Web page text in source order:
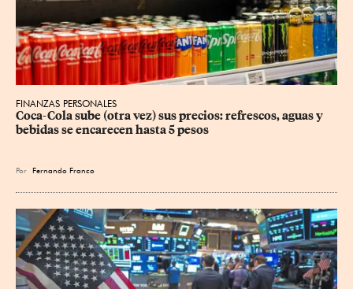
FINANZAS PERSONALES
Coca-Cola sube (otra vez) sus precios: refrescos, aguas y
bebidas se encarecen hasta 5 pesos
Por Fernando Franco